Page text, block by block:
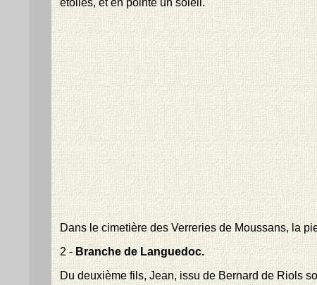
étoiles, et en pointe un soleil.
Dans le cimetière des Verreries de Moussans, la
2 -Branche de Languedoc.
Du deuxième fils, Jean, issu de Bernard de Riols